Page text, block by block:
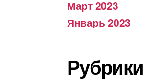
Март 2023
Январь 2023
Рубрики